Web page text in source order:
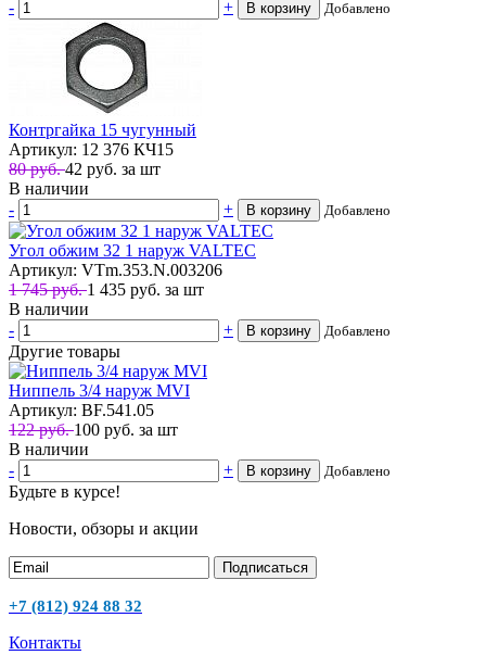
-
+ В корзину Добавлено
Контргайка 15 чугунный
Артикул: 12 376 КЧ15
80 руб.42 руб. за шт
В наличии
-
+ В корзину Добавлено
Угол обжим 32 1 наруж VALTEC
Артикул: VTm.353.N.003206
1 745 руб.1 435 руб. за шт
В наличии
-
+ В корзину Добавлено
Другие товары
Ниппель 3/4 наруж MVI
Артикул: BF.541.05
122 руб.100 руб. за шт
В наличии
-
+ В корзину Добавлено
Будьте в курсе!
Новости, обзоры и акции
Подписаться
+7 (812) 924 88 32
Контакты